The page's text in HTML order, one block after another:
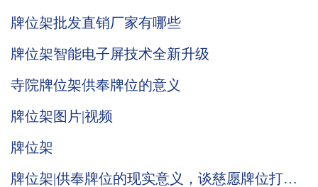
牌位架批发直销厂家有哪些
牌位架智能电子屏技术全新升级
寺院牌位架供奉牌位的意义
牌位架图片|视频
牌位架
牌位架|供奉牌位的现实意义，谈慈愿牌位打印